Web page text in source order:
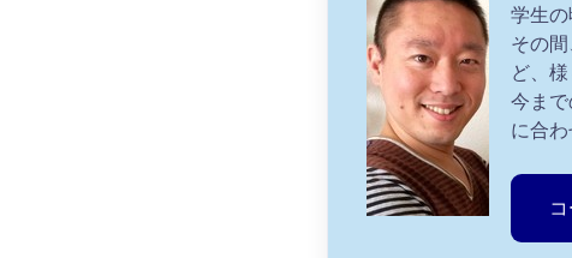
学生の
その
ど、様
今ま
に合